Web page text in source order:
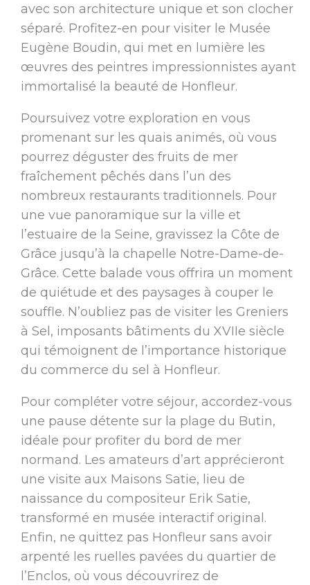
avec son architecture unique et son clocher
séparé. Profitez-en pour visiter le Musée
Eugène Boudin, qui met en lumière les
œuvres des peintres impressionnistes ayant
immortalisé la beauté de Honfleur.
Poursuivez votre exploration en vous
promenant sur les quais animés, où vous
pourrez déguster des fruits de mer
fraîchement pêchés dans l’un des
nombreux restaurants traditionnels. Pour
une vue panoramique sur la ville et
l’estuaire de la Seine, gravissez la Côte de
Grâce jusqu’à la chapelle Notre-Dame-de-
Grâce. Cette balade vous offrira un moment
de quiétude et des paysages à couper le
souffle. N’oubliez pas de visiter les Greniers
à Sel, imposants bâtiments du XVIIe siècle
qui témoignent de l’importance historique
du commerce du sel à Honfleur.
Pour compléter votre séjour, accordez-vous
une pause détente sur la plage du Butin,
idéale pour profiter du bord de mer
normand. Les amateurs d’art apprécieront
une visite aux Maisons Satie, lieu de
naissance du compositeur Erik Satie,
transformé en musée interactif original.
Enfin, ne quittez pas Honfleur sans avoir
arpenté les ruelles pavées du quartier de
l’Enclos, où vous découvrirez de